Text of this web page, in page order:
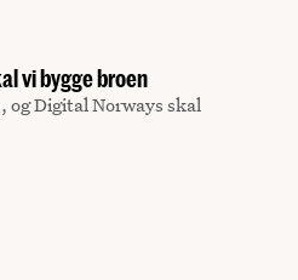
vi bygge broen
og Digital Norways skal